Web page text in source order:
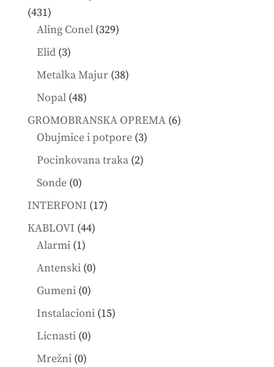
431431
products
Aling Conel 329329
Elid 33
products
Metalka Majur 3838
Nopal 4848
products
GROMOBRANSKA OPREMA 66
Obujmice i potpore 33
Pocinkovana traka 22
Sonde 00
products
INTERFONI 1717
KABLOVI 4444
Alarmi 11
product
Antenski 00
Gumeni 00
products
Instalacioni 1515
Licnasti 00
Mrežni 00